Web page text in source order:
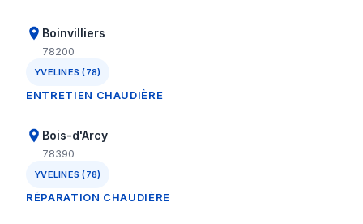
Boinvilliers
78200
YVELINES (78)
ENTRETIEN CHAUDIÈRE
Bois-d'Arcy
78390
YVELINES (78)
RÉPARATION CHAUDIÈRE